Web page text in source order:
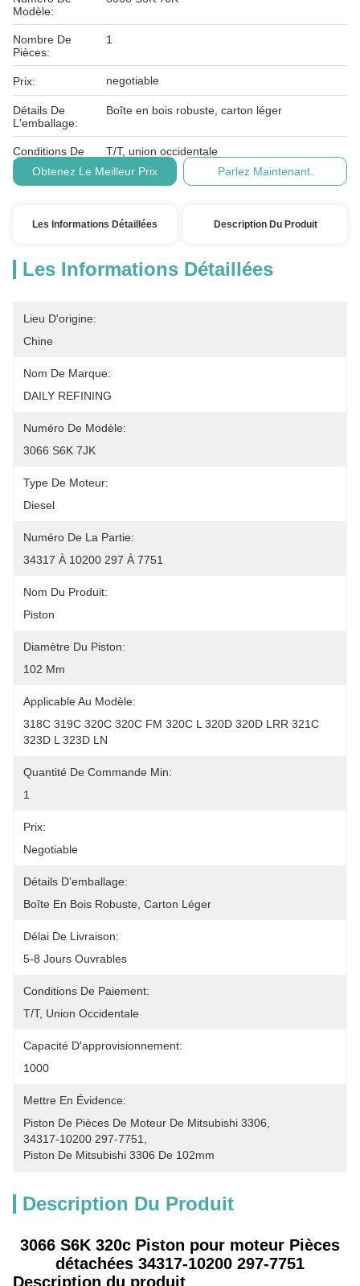
Modèle:
Nombre De
Pièces:
1
Prix: negotiable
Détails De
L'emballage:
Boîte en bois robuste, carton léger
Conditions De
Paiement:
T/T, union occidentale
Obtenez Le Meilleur Prix
Parlez Maintenant.
Les Informations Détaillées Description Du Produit
Les Informations Détaillées
Lieu D'origine:
Chine
Nom De Marque:
DAILY REFINING
Numéro De Modèle:
3066 S6K 7JK
Type De Moteur:
Diesel
Numéro De La Partie:
34317 À 10200 297 À 7751
Nom Du Produit:
Piston
Diamètre Du Piston:
102 Mm
Applicable Au Modèle:
318C 319C 320C 320C FM 320C L 320D 320D LRR 321C
323D L 323D LN
Quantité De Commande Min:
1
Prix:
Negotiable
Détails D'emballage:
Boîte En Bois Robuste, Carton Léger
Délai De Livraison:
5-8 Jours Ouvrables
Conditions De Paiement:
T/T, Union Occidentale
Capacité D'approvisionnement:
1000
Mettre En Évidence:
Piston De Pièces De Moteur De Mitsubishi 3306
34317-10200 297-7751
Piston De Mitsubishi 3306 De 102mm
Description Du Produit
3066 S6K 320c Piston pour moteur Pièces
détachées 34317-10200 297-7751
Description du produit